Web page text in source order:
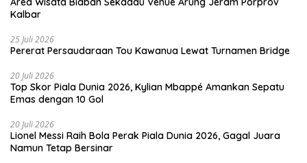
Kalbar
25 Juli 2026
Pererat Persaudaraan Tou Kawanua Lewat Turnamen Bridge
20 Juli 2026
Top Skor Piala Dunia 2026, Kylian Mbappé Amankan Sepatu
Emas dengan 10 Gol
20 Juli 2026
Lionel Messi Raih Bola Perak Piala Dunia 2026, Gagal Juara
Namun Tetap Bersinar